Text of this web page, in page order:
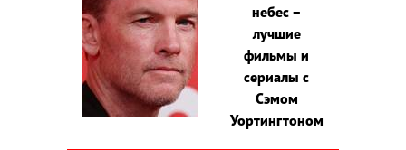
небес –
лучшие
фильмы и
сериалы с
Сэмом
Уортингтоном